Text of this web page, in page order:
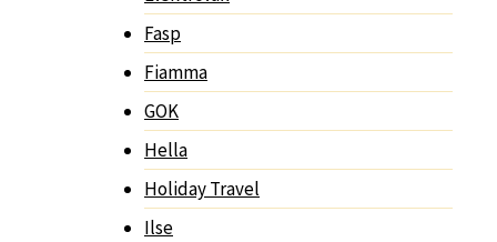
Fasp
Fiamma
GOK
Hella
Holiday Travel
Ilse